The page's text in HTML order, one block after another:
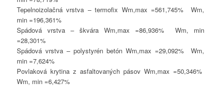
Tepelnoizolačná vrstva – termofix Wm,max =561,745% Wm,
min =196,361%
Spádová vrstva – škvára Wm,max =86,936% Wm, min
=28,301%
Spádová vrstva – polystyrén betón Wm,max =29,092% Wm,
min =7,624%
Povlaková krytina z asfaltovaných pásov Wm,max =50,346%
Wm, min =6,427%